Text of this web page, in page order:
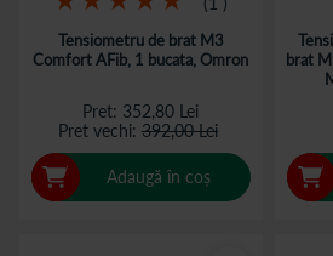
Tensiometru de brat M3
Comfort AFib, 1 bucata, Omron
Pret 352,80 Lei
Pret vechi 392,00 Lei
Adaugă în coș
brat